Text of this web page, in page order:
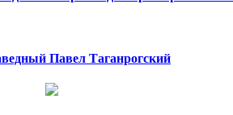
Павел Таганрогский